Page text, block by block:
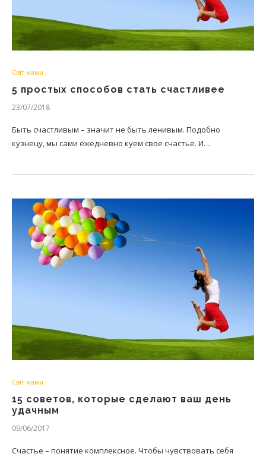
Світ мами
5 простых способов стать счастливее
23/07/2018
Быть счастливым – значит не быть ленивым. Подобно
кузнецу, мы сами ежедневно куем свое счастье. И…
Світ мами
15 советов, которые сделают ваш день
удачным
09/06/2017
Счастье – понятие комплексное. Чтобы чувствовать себя